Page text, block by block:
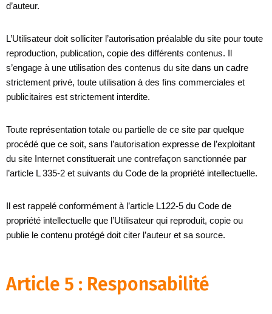
d’auteur.
L’Utilisateur doit solliciter l’autorisation préalable du site pour toute
reproduction, publication, copie des différents contenus. Il
s’engage à une utilisation des contenus du site dans un cadre
strictement privé, toute utilisation à des fins commerciales et
publicitaires est strictement interdite.
Toute représentation totale ou partielle de ce site par quelque
procédé que ce soit, sans l’autorisation expresse de l’exploitant
du site Internet constituerait une contrefaçon sanctionnée par
l’article L 335-2 et suivants du Code de la propriété intellectuelle.
Il est rappelé conformément à l’article L122-5 du Code de
propriété intellectuelle que l’Utilisateur qui reproduit, copie ou
publie le contenu protégé doit citer l’auteur et sa source.
Article 5 : Responsabilité